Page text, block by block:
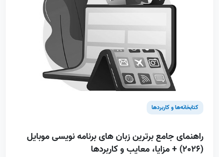
کتابخانه‌ها و کاربردها
راهنمای جامع برترین زبان های برنامه نویسی موبایل
(2026) + مزایا، معایب و کاربردها